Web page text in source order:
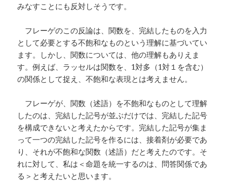
みなすことにも反対しそうです。
フレーゲのこの反論は、関数を、完結したものを入力
として必要とする不飽和なものという理解に基づいてい
ます。しかし、関数については、他の理解もありえま
す。例えば、ラッセルは関数を、1対多（1対１を含む）
の関係として捉え、不飽和な表現とは考えません。
フレーゲが、関数（述語）を不飽和なものとして理解
したのは、完結した記号が並ぶだけでは、完結した記号
を構成できないと考えたからです。完結した記号が集ま
って一つの完結した記号を作るには、接着剤が必要であ
り、それが不飽和な関数（述語）だと考えたのです。そ
れに対して、私は＜命題を統一するのは、問答関係であ
る＞と考えたいと思います。